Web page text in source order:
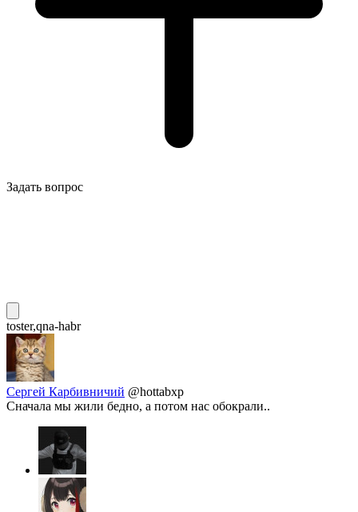
Задать вопрос
toster,qna-habr
Сергей Карбивничий @hottabxp
Сначала мы жили бедно, а потом нас обокрали..